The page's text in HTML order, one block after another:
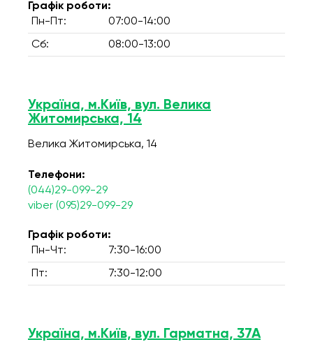
Графік роботи:
Пн-Пт:
07:00-14:00
Сб: 08:00-13:00
Україна, м.Київ, вул. Велика
Житомирська, 14
Велика Житомирська, 14
Телефони:
(044)29-099-29
viber (095)29-099-29
Графік роботи:
Пн-Чт:
7:30-16:00
Пт: 7:30-12:00
Україна, м.Київ, вул. Гарматна, 37А